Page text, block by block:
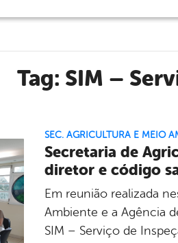
Tag: SIM –
SEC. AGRICULTURA E MEIO
Secretaria de
diretor e código
Em reunião realizada
Ambiente e a Agência
SIM – Serviço de